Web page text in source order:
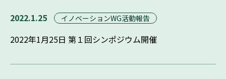
2022.1.25 イノベーションWG活動報告
2022年1月25日 第１回シンポジウム開催